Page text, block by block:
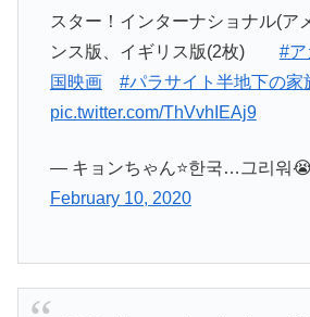
スター！インターナショナル(ア
ンス版、イギリス版(2枚) #ア
国映画
#パラサイト半地下の家
pic.twitter.com/ThVvhIEAj9
— キョンちゃん⭐한국…그리워
February 10, 2020